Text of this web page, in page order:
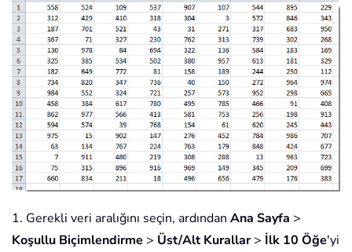
1. Gerekli veri aralığını seçin, ardından Ana Sayfa >
Koşullu Biçimlendirme > Üst/Alt Kurallar> İlk 10 Öğe'yi